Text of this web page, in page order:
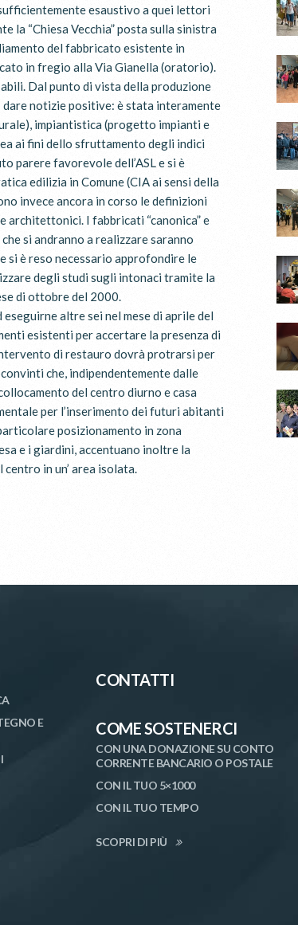
esaustivo a quei lettori
la “Chiesa Vecchia” posta sulla sinistra
del fabbricato esistente in
in fregio alla Via Gianella (oratorio).
Dal punto di vista della produzione
notizie positive: è stata interamente
impiantistica (progetto impianti e
ai fini dello sfruttamento degli indici
parere favorevole dell’ASL e si è
edilizia in Comune (CIA ai sensi della
invece ancora in corso le definizioni
architettonici. I fabbricati “canonica” e
si andranno a realizzare saranno
è reso necessario approfondire le
degli studi sugli intonaci tramite la
di ottobre del 2000.
altre sei nel mese di aprile del
esistenti per accertare la presenza di
di restauro dovrà protrarsi per
che, indipendentemente dalle
del centro diurno e casa
per l’inserimento dei futuri abitanti
posizionamento in zona
e i giardini, accentuano inoltre la
in un’ area isolata.
E
CONTATTI
COME SOSTENERCI
CON UNA DONAZIONE SU CONTO
CORRENTE BANCARIO O POSTALE
CON IL TUO 5×1000
CON IL TUO TEMPO
SCOPRI DI PIÙ